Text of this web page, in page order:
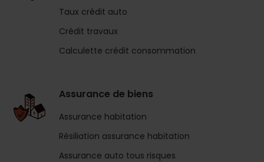
Taux crédit auto
Crédit travaux
Calculette crédit consommation
Assurance de biens
Assurance habitation
Résiliation assurance habitation
Assurance auto tous risques